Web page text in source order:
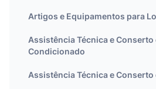
Artigos e Equipamentos para
Assistência Técnica e Conserto
Condicionado
Assistência Técnica e Conserto